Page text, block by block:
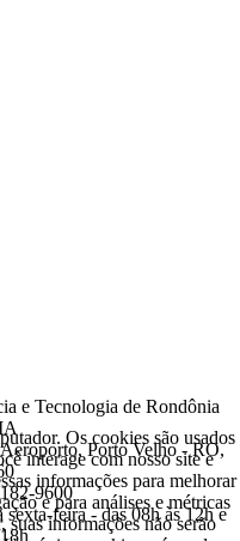
e Tecnologia de Rondônia
Porto Velho - RO,
9600
feira - das 08h às 12h e
Os cookies são usados
interage com nosso site e
informações para melhorar
e para análises e métricas
suas informações não serão